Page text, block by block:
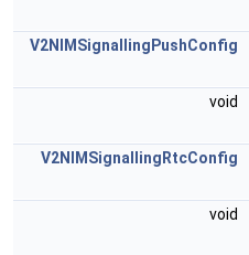
V2NIMSignallingPushConfig
void
V2NIMSignallingRtcConfig
void